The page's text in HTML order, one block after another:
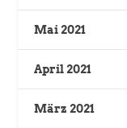
Mai 2021
April 2021
März 2021